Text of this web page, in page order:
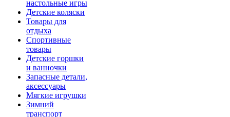
настольные игры
Детские коляски
Товары для
отдыха
Спортивные
товары
Детские горшки
и ванночки
Запасные детали,
аксессуары
Мягкие игрушки
Зимний
транспорт